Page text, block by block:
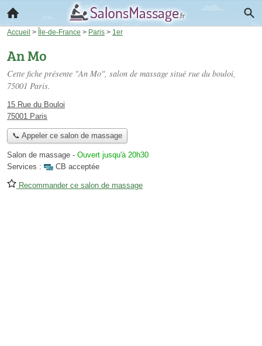
Accueil > Île-de-France > Paris > 1er
An Mo
Cette fiche présente "An Mo", salon de massage situé rue du bouloi,
75001 Paris.
15 Rue du Bouloi
75001 Paris
📞 Appeler ce salon de massage
Salon de massage - Ouvert jusqu'à 20h30
Services :
CB acceptée
Recommander ce salon de massage